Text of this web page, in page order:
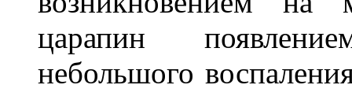
царапин
небольшого